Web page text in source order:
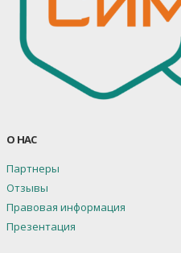
О НАС
Партнеры
Отзывы
Правовая информация
Презентация